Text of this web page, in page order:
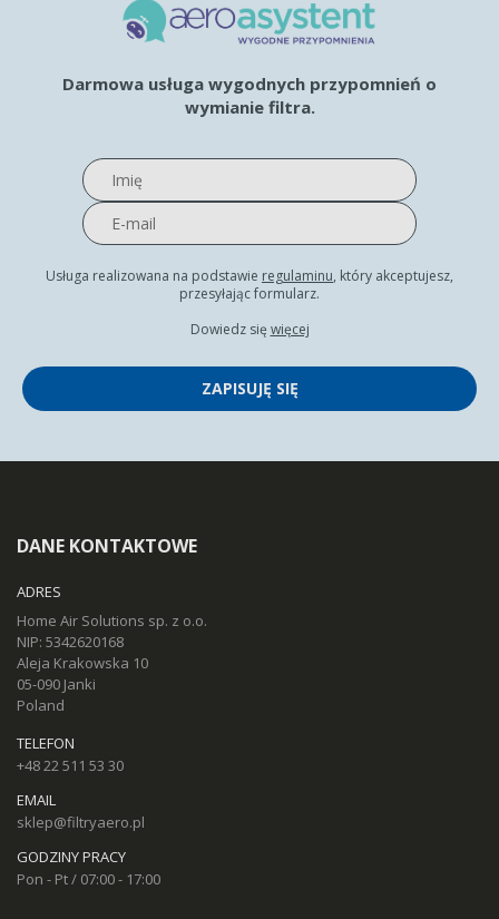
Darmowa usługa wygodnych przypomnień o
wymianie filtra.
Usługa realizowana na podstawie regulaminu, który akceptujesz,
przesyłając formularz.
Dowiedz się więcej
ZAPISUJĘ SIĘ
DANE KONTAKTOWE
ADRES
Home Air Solutions sp. z o.o.
NIP: 5342620168
Aleja Krakowska 10
05-090 Janki
Poland
TELEFON
+48 22 511 53 30
EMAIL
sklep@filtryaero.pl
GODZINY PRACY
Pon - Pt / 07:00 - 17:00